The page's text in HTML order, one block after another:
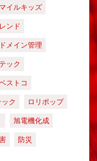
イルキッズ
ンド
ドメイン管理
ック
ストコ
ク
ロリポップ
旭電機化成
防災